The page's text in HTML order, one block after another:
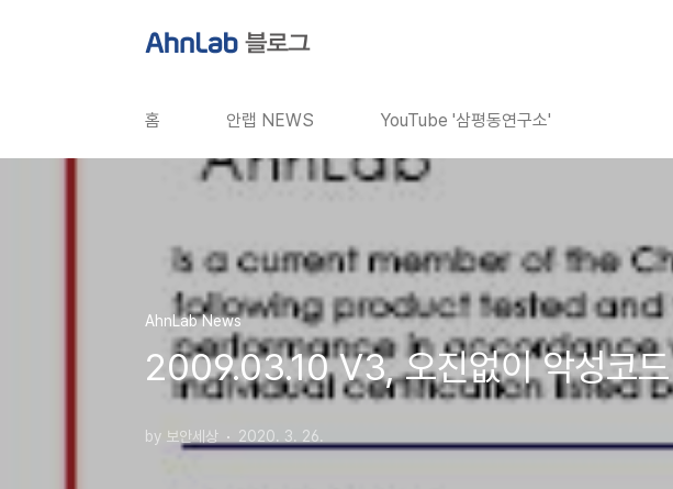
홈 안랩 NEWS YouTube '삼평동연구소'
AhnLab News
2009.03.10 V3, 오진없이 악성코
by 보안세상 2020. 3. 26.